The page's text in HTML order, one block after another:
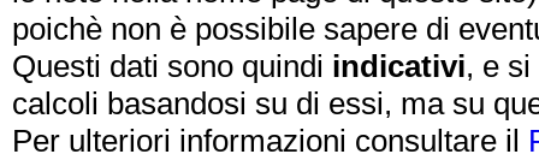
poichè non è possibile sapere di
Questi dati sono quindi indicativi, e
calcoli basandosi su di essi, ma su
Per ulteriori informazioni consultare il